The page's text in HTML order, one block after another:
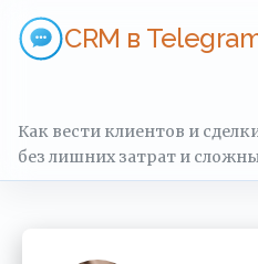
CRM в
Как вести клиентов и
без лишних затрат и